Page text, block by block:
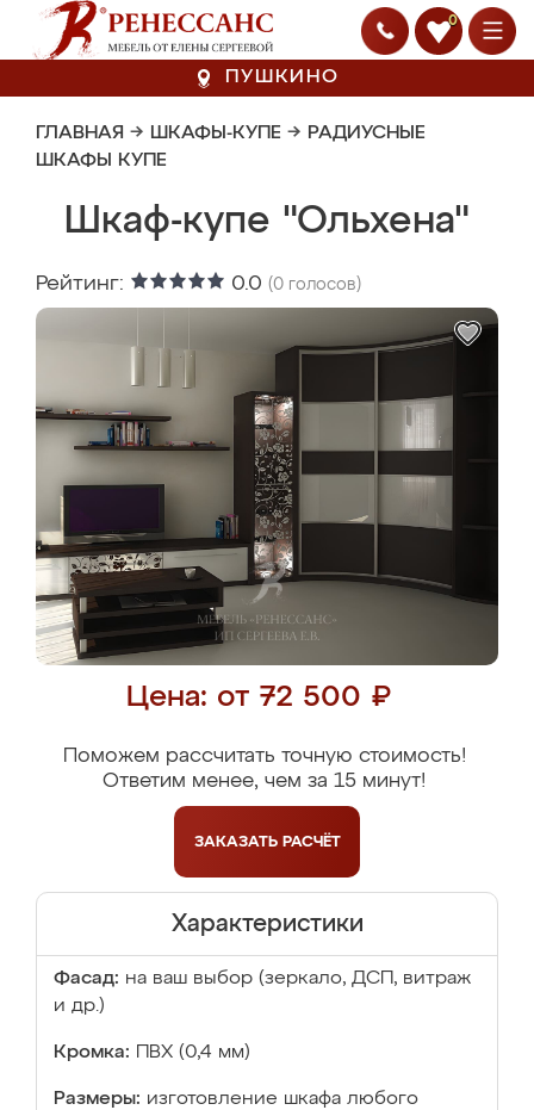
0
ПУШКИНО
ГЛАВНАЯ → ШКАФЫ-КУПЕ → РАДИУСНЫЕ
ШКАФЫ КУПЕ
Шкаф-купе "Ольхена"
Рейтинг: 0.0 (0 голосов)
Цена: от 72 500 ₽
Поможем рассчитать точную стоимость!
Ответим менее, чем за 15 минут!
ЗАКАЗАТЬ РАСЧЁТ
Характеристики
Фасад: на ваш выбор (зеркало, ДСП, витраж
и др.)
Кромка: ПВХ (0,4 мм)
Размеры: изготовление шкафа любого